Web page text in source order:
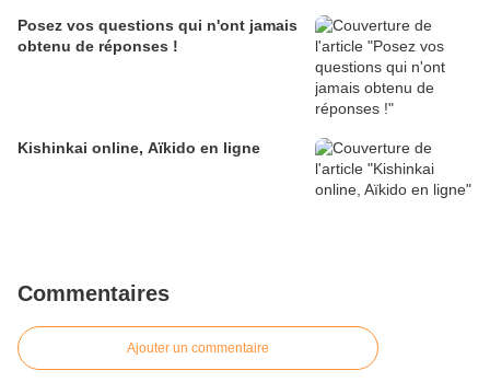
Posez vos questions qui n'ont jamais
obtenu de réponses !
Kishinkai online, Aïkido en ligne
Commentaires
Ajouter un commentaire